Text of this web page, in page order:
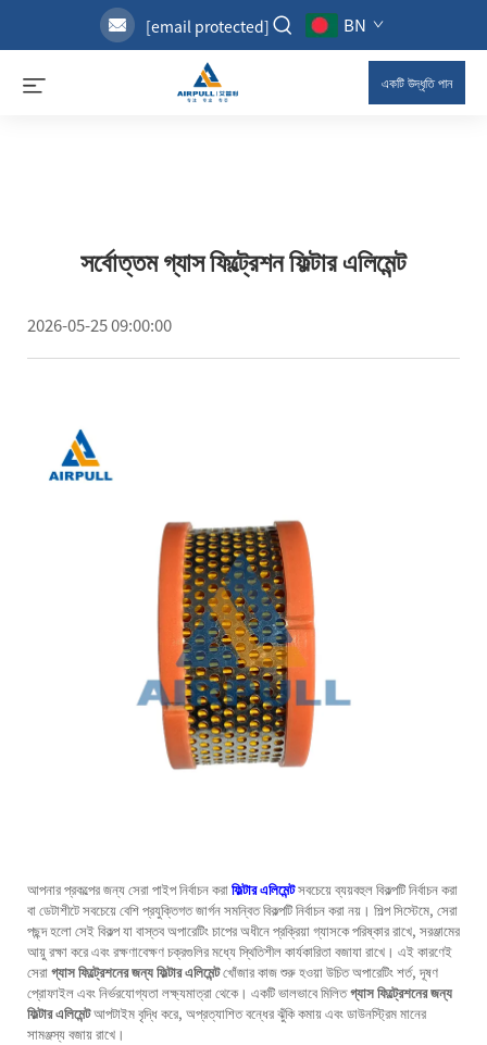
[email protected] BN
একটি উদ্ধৃতি পান
সর্বোত্তম গ্যাস ফিল্ট্রেশন ফিল্টার এলিমেন্ট
2026-05-25 09:00:00
আপনার প্রকল্পের জন্য সেরা পাইপ নির্বাচন করাফিল্টার এলিমেন্টসবচেয়ে ব্যয়বহুল বিকল্পটি নির্বাচন করা
বা ডেটাশীটে সবচেয়ে বেশি প্রযুক্তিগত জার্গন সমন্বিত বিকল্পটি নির্বাচন করা নয়। শিল্প সিস্টেমে, সেরা
পছন্দ হলো সেই বিকল্প যা বাস্তব অপারেটিং চাপের অধীনে প্রক্রিয়া গ্যাসকে পরিষ্কার রাখে, সরঞ্জামের
আয়ু রক্ষা করে এবং রক্ষণাবেক্ষণ চক্রগুলির মধ্যে স্থিতিশীল কার্যকারিতা বজাযা রাখে। এই কারণেই
সেরাগ্যাস ফিল্ট্রেশনের জন্য ফিল্টার এলিমেন্টখোঁজার কাজ শুরু হওয়া উচিত অপারেটিং শর্ত, দূষণ
প্রোফাইল এবং নির্ভরযোগ্যতা লক্ষ্যমাত্রা থেকে। একটি ভালভাবে মিলিতগ্যাস ফিল্ট্রেশনের জন্য
ফিল্টার এলিমেন্টআপটাইম বৃদ্ধি করে, অপ্রত্যাশিত বন্ধের ঝুঁকি কমায় এবং ডাউনস্ট্রিম মানের
সামঞ্জস্য বজায় রাখে।